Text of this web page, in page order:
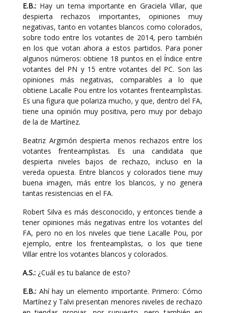
E.B.: Hay un tema importante en Graciela Villar, que
despierta rechazos importantes, opiniones muy
negativas, tanto en votantes blancos como colorados,
sobre todo entre los votantes de 2014, pero también
en los que votan ahora a estos partidos. Para poner
algunos números: obtiene 18 puntos en el Índice entre
votantes del PN y 15 entre votantes del PC. Son las
opiniones más negativas, comparables a lo que
obtiene Lacalle Pou entre los votantes frenteamplistas.
Es una figura que polariza mucho, y que, dentro del FA,
tiene una opinión muy positiva, pero muy por debajo
de la de Martínez.
Beatriz Argimón despierta menos rechazos entre los
votantes frenteamplistas. Es una candidata que
despierta niveles bajos de rechazo, incluso en la
vereda opuesta. Entre blancos y colorados tiene muy
buena imagen, más entre los blancos, y no genera
tantas resistencias en el FA.
Robert Silva es más desconocido, y entonces tiende a
tener opiniones más negativas entre los votantes del
FA, pero no en los niveles que tiene Lacalle Pou, por
ejemplo, entre los frenteamplistas, o los que tiene
Villar entre los votantes blancos y colorados.
A.S.: ¿Cuál es tu balance de esto?
E.B.: Ahí hay un elemento importante. Primero: Cómo
Martínez y Talvi presentan menores niveles de rechazo